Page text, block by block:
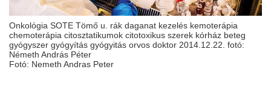
Onkológia SOTE Tömő u. rák daganat kezelés kemoterápia
chemoterápia citosztatikumok citotoxikus szerek kórház beteg
gyógyszer gyógyítás gyógyitás orvos doktor 2014.12.22. fotó:
Németh András Péter
Fotó: Nemeth Andras Peter